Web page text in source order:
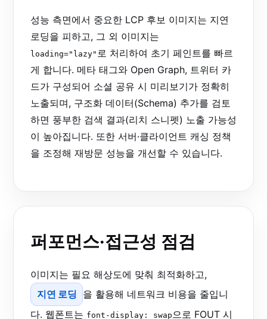
성능 측면에서 중요한 LCP 후보 이미지는 지연
로딩을 피하고, 그 외 이미지는
loading="lazy" 로 처리하여 초기 페인트를 빠르
게 합니다. 메타 태그와 Open Graph, 트위터 카
드가 구성되어 소셜 공유 시 미리보기가 정확히
노출되며, 구조화 데이터(Schema) 추가를 검토
하면 풍부한 검색 결과(리치 스니펫) 노출 가능성
이 높아집니다. 또한 서버·클라이언트 캐싱 정책
을 조정해 재방문 성능을 개선할 수 있습니다.
퍼포먼스·접근성 점검
이미지는 필요 해상도에 맞춰 최적화하고,
지연 로딩 을 활용해 네트워크 비용을 줄입니
다. 웹폰트는 font-display: swap 으로 FOUT 시